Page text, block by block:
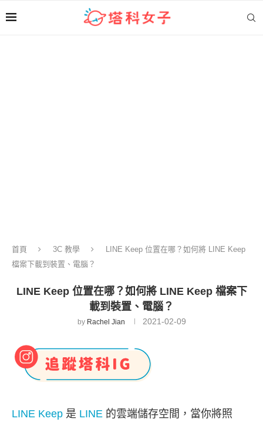
首頁 3C 教學
LINE Keep 位置在哪？如何將 LINE Keep
檔案下載到裝置、電腦？
LINE Keep 位置在哪？如何將 LINE Keep 檔案下
載到裝置、電腦？
by Rachel Jian 2021-02-09
LINE Keep 是 LINE 的雲端儲存空間，當你將照